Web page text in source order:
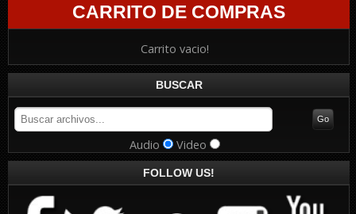
CARRITO DE COMPRAS
Carrito vacio!
BUSCAR
Audio Video
FOLLOW US!